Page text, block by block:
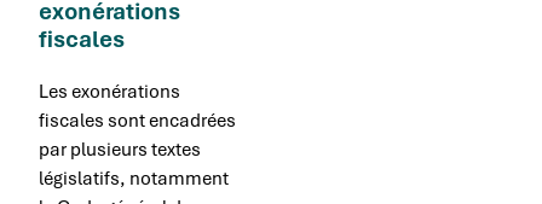
exonérations
fiscales
Les exonérations
fiscales sont encadrées
par plusieurs textes
législatifs, notamment